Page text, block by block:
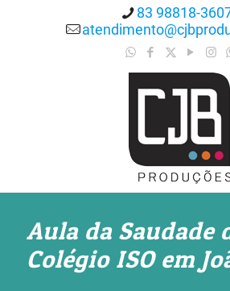
83 98818-
Aula da Saudade
Colégio ISO em